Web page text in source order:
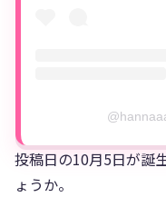
投稿日の10月5日が誕
ょうか。